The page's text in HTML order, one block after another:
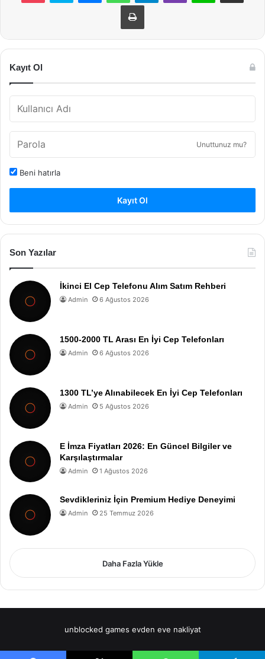
Yazdır
Kayıt Ol
Unuttunuz mu?
Beni hatırla
Kayıt Ol
Son Yazılar
İkinci El Cep Telefonu Alım Satım Rehberi
Admin 6 Ağustos 2026
1500-2000 TL Arası En İyi Cep Telefonları
Admin 6 Ağustos 2026
1300 TL’ye Alınabilecek En İyi Cep Telefonları
Admin 5 Ağustos 2026
E İmza Fiyatları 2026: En Güncel Bilgiler ve
Karşılaştırmalar
Admin 1 Ağustos 2026
Sevdikleriniz İçin Premium Hediye Deneyimi
Admin 25 Temmuz 2026
Daha Fazla Yükle
unblocked games evden eve nakliyat